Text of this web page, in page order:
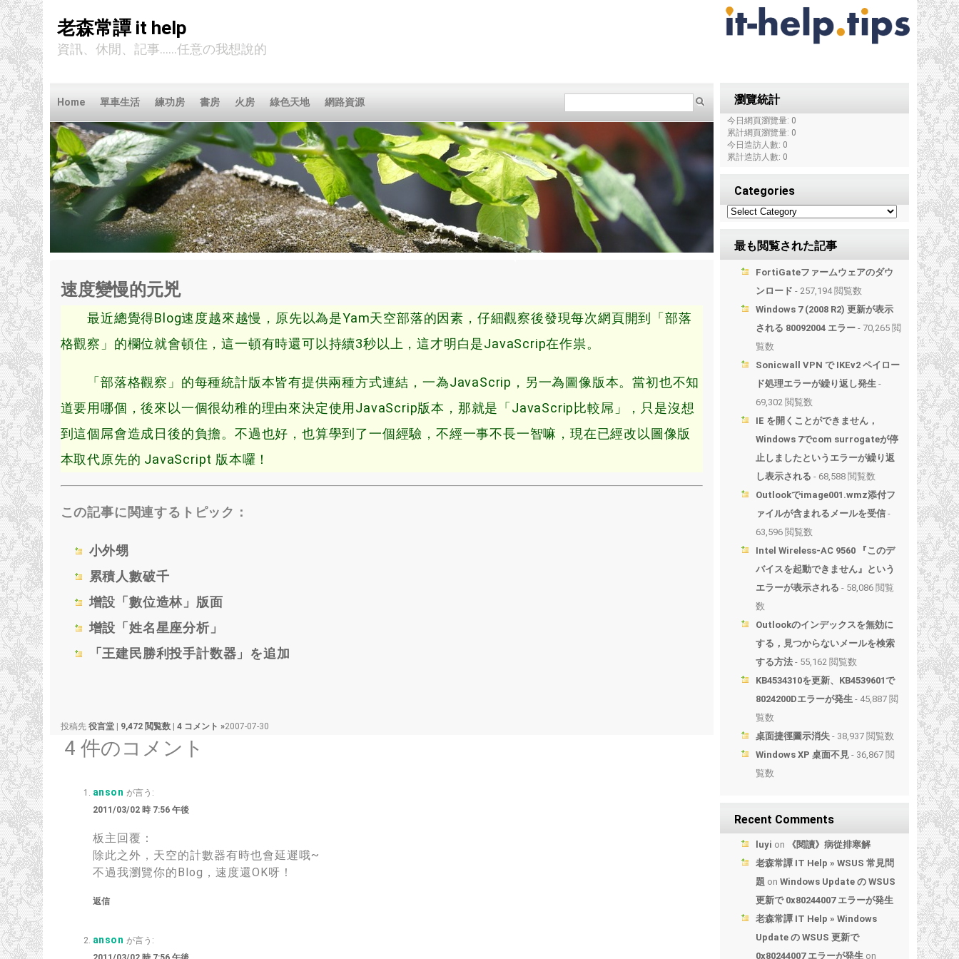
老森常譚 it help
資訊、休閒、記事......任意の我想說的
Home 單車生活 練功房 書房 火房 綠色天地 網路資源
速度變慢的元兇
最近總覺得Blog速度越來越慢 ， 原先以為是Yam天空部落的因素 ， 仔細觀察後發現每次網頁開到「部落
格觀察」的欄位就會頓住 ，這一頓有時還可以持續3秒以上 ，這才明白是JavaScrip在作祟。
「部落格觀察」的每種統計版本皆有提供兩種方式連結 ，一為JavaScrip ， 另一為圖像版本。當初也不知
道要用哪個 ，後來以一個很幼稚的理由來決定使用JavaScrip版本 ， 那就是「JavaScrip比較屌」 ， 只是沒想
到這個屌會造成日後的負擔。 不過也好 ， 也算學到了一個經驗 ， 不經一事不長一智嘛 ， 現在已經改以圖像版
本取代原先的 JavaScript 版本囉！
この記事に関連するトピック：
小外甥
累積人數破千
增設「數位造林」版面
增設「姓名星座分析」
「王建民勝利投手計数器」を追加
投稿先 役言堂 9,472 閲覧数 4 コメント »2007-07-30
4 件のコメント
anson が言う:
2011/03/02 時 7:56 午後
板主回覆：
除此之外 ， 天空的計數器有時也會延遲哦~
不過我瀏覽你的Blog ， 速度還OK呀！
返信
anson が言う:
瀏覽統計
今日網頁瀏覽量: 0
累計網頁瀏覽量: 0
今日造訪人數: 0
累計造訪人數: 0
Categories
最も閲覧された記事
FortiGateファームウェアのダウ
ンロード - 257,194 閲覧数
Windows 7 (2008 R2) 更新が表示
される 80092004 エラー - 70,265 閲
覧数
Sonicwall VPN で IKEv2 ペイロー
ド処理エラーが繰り返し発生 -
69,302 閲覧数
IE を開くことができません，
Windows 7でcom surrogateが停
止しましたというエラーが繰り返
し表示される - 68,588 閲覧数
Outlookでimage001.wmz添付フ
ァイルが含まれるメールを受信 -
63,596 閲覧数
Intel Wireless-AC 9560 『このデ
バイスを起動できません』という
エラーが表示される - 58,086 閲覧
数
Outlookのインデックスを無効に
する，見つからないメールを検索
する方法 - 55,162 閲覧数
KB4534310を更新、KB4539601で
8024200Dエラーが発生 - 45,887 閲
覧数
桌面捷徑圖示消失 - 38,937 閲覧数
Windows XP 桌面不見 - 36,867 閲
覧数
Recent Comments
luyi on
《閱讀》病從排寒解
老森常譚 IT Help » WSUS 常見問
題 on Windows Update の WSUS
更新で 0x80244007 エラーが発生
老森常譚 IT Help » Windows
Update の WSUS 更新で
0x80244007 エラーが発生 on